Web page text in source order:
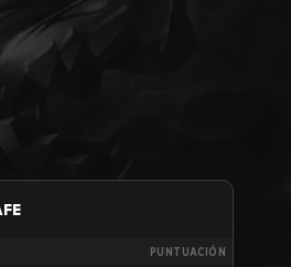
PUNTUACIÓN